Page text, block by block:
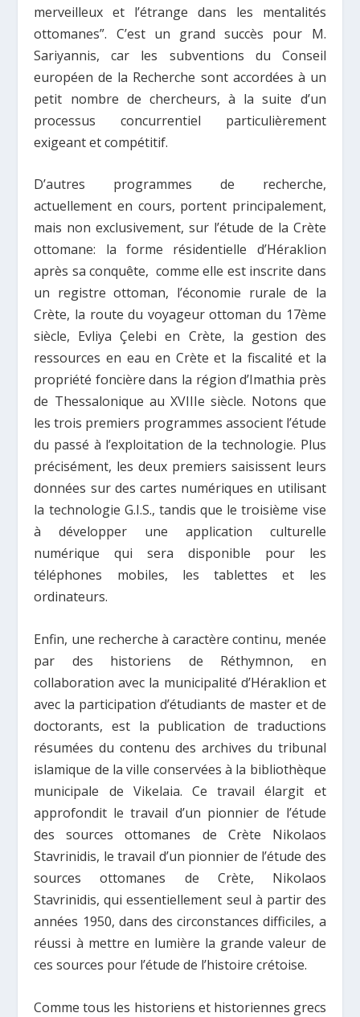
merveilleux et l’étrange dans les mentalités
ottomanes”. C’est un grand succès pour M.
Sariyannis, car les subventions du Conseil
européen de la Recherche sont accordées à un
petit nombre de chercheurs, à la suite d’un
processus concurrentiel particulièrement
exigeant et compétitif.
D’autres programmes de recherche,
actuellement en cours, portent principalement,
mais non exclusivement, sur l’étude de la Crète
ottomane: la forme résidentielle d’Héraklion
après sa conquête, comme elle est inscrite dans
un registre ottoman, l’économie rurale de la
Crète, la route du voyageur ottoman du 17ème
siècle, Evliya Çelebi en Crète, la gestion des
ressources en eau en Crète et la fiscalité et la
propriété foncière dans la région d’Imathia près
de Thessalonique au XVIIIe siècle. Notons que
les trois premiers programmes associent l’étude
du passé à l’exploitation de la technologie. Plus
précisément, les deux premiers saisissent leurs
données sur des cartes numériques en utilisant
la technologie G.I.S., tandis que le troisième vise
à développer une application culturelle
numérique qui sera disponible pour les
téléphones mobiles, les tablettes et les
ordinateurs.
Enfin, une recherche à caractère continu, menée
par des historiens de Réthymnon, en
collaboration avec la municipalité d’Héraklion et
avec la participation d’étudiants de master et de
doctorants, est la publication de traductions
résumées du contenu des archives du tribunal
islamique de la ville conservées à la bibliothèque
municipale de Vikelaia. Ce travail élargit et
approfondit le travail d’un pionnier de l’étude
des sources ottomanes de Crète Nikolaos
Stavrinidis, le travail d’un pionnier de l’étude des
sources ottomanes de Crète, Nikolaos
Stavrinidis, qui essentiellement seul à partir des
années 1950, dans des circonstances difficiles, a
réussi à mettre en lumière la grande valeur de
ces sources pour l’étude de l’histoire crétoise.
Comme tous les historiens et historiennes grecs